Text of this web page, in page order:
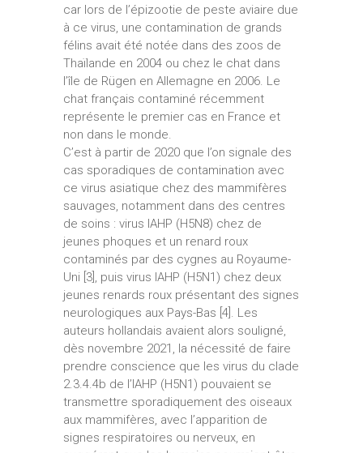
car lors de l’épizootie de peste aviaire due
à ce virus, une contamination de grands
félins avait été notée dans des zoos de
Thaïlande en 2004 ou chez le chat dans
l’île de Rügen en Allemagne en 2006. Le
chat français contaminé récemment
représente le premier cas en France et
non dans le monde.
C’est à partir de 2020 que l’on signale des
cas sporadiques de contamination avec
ce virus asiatique chez des mammifères
sauvages, notamment dans des centres
de soins : virus IAHP (H5N8) chez de
jeunes phoques et un renard roux
contaminés par des cygnes au Royaume-
Uni [3], puis virus IAHP (H5N1) chez deux
jeunes renards roux présentant des signes
neurologiques aux Pays-Bas [4]. Les
auteurs hollandais avaient alors souligné,
dès novembre 2021, la nécessité de faire
prendre conscience que les virus du clade
2.3.4.4b de l’IAHP (H5N1) pouvaient se
transmettre sporadiquement des oiseaux
aux mammifères, avec l’apparition de
signes respiratoires ou nerveux, en